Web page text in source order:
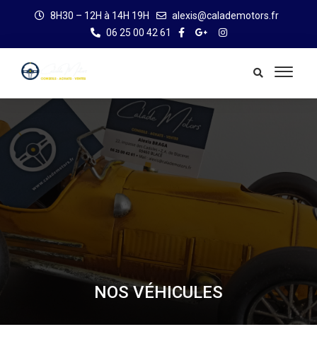
8H30 – 12H à 14H 19H
alexis@calademotors.fr
06 25 00 42 61
NOS VÉHICULES